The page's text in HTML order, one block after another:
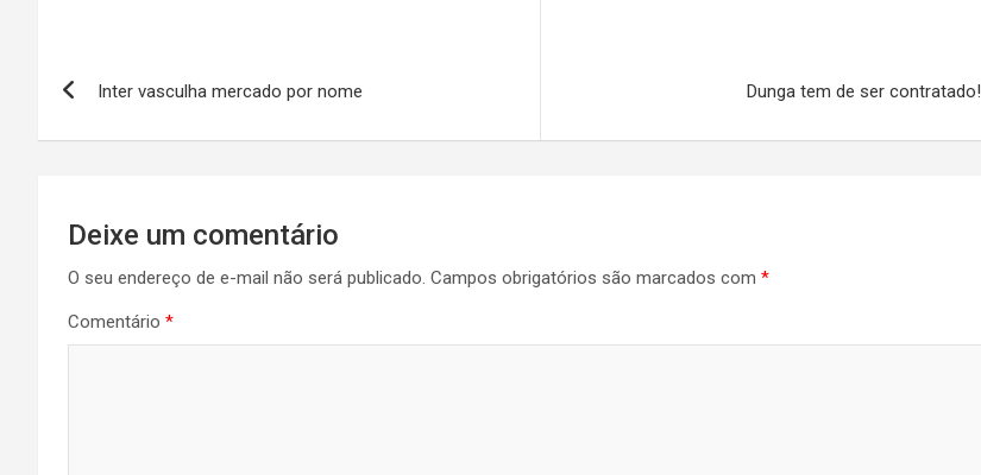
Inter vasculha mercado por nome Dunga tem de ser contratado!
Deixe um comentário
O seu endereço de e-mail não será publicado. Campos obrigatórios são marcados com *
Comentário *